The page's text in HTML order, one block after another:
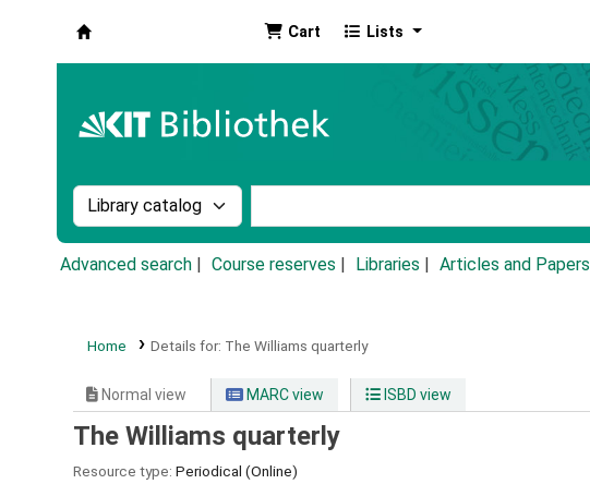
Cart Lists
Search the catalog by:
Advanced search Course reserves Libraries Articles and Papers
Home Details for: The Williams quarterly
Normal view MARC view ISBD view
The Williams quarterly
Resource type: Periodical (Online)